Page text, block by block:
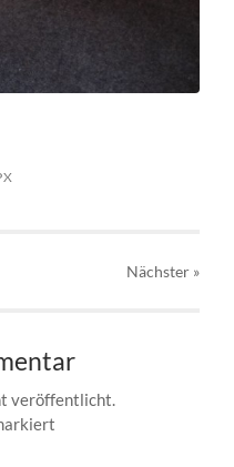
Nächster »
veröffentlicht.